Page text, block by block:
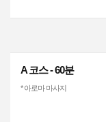
A 코스 - 60분
* 아로마 마사지